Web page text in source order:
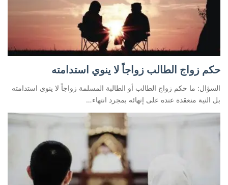
حكم زواج الطالب زواجاً لا ينوي استدامته
السؤال: ما حكم زواج الطالب أو الطالبة المسلمة زواجاً لا ينوي استدامته
بل النية منعقدة عنده على إنهائه بمجرد انتهاء…